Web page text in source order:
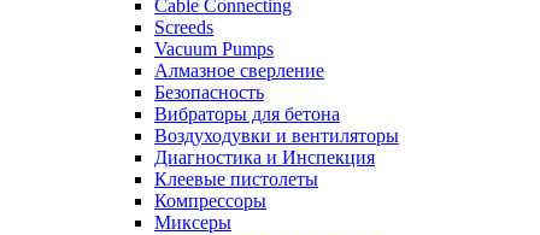
Cable Connecting
Screeds
Vacuum Pumps
Алмазное сверление
Безопасность
Вибраторы для бетона
Воздуходувки и вентиляторы
Диагностика и Инспекция
Клеевые пистолеты
Компрессоры
Миксеры